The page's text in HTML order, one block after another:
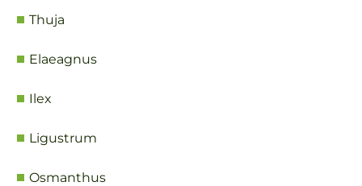
Thuja
Elaeagnus
Ilex
Ligustrum
Osmanthus